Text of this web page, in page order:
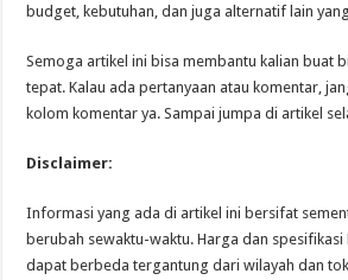
budget, kebutuhan, dan juga alternatif lain
Semoga artikel ini bisa membantu kalian buat
tepat. Kalau ada pertanyaan atau komentar,
kolom komentar ya. Sampai jumpa di artikel
Disclaimer:
Informasi yang ada di artikel ini bersifat
berubah sewaktu-waktu. Harga dan spesifikasi
dapat berbeda tergantung dari wilayah dan